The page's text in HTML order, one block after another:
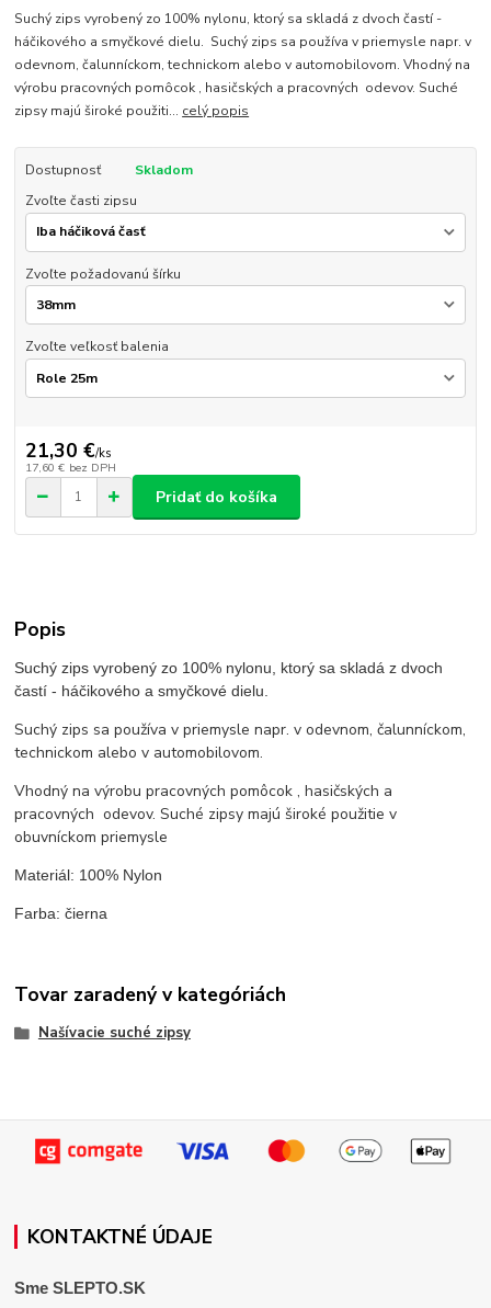
Suchý zips vyrobený zo 100% nylonu, ktorý sa skladá z dvoch častí -
háčikového a smyčkové dielu. Suchý zips sa používa v priemysle napr. v
odevnom, čalunníckom, technickom alebo v automobilovom. Vhodný na
výrobu pracovných pomôcok , hasičských a pracovných odevov. Suché
zipsy majú široké použiti... celý popis
Dostupnosť
Skladom
Zvoľte časti zipsu
Zvoľte požadovanú šírku
Zvoľte veľkosť balenia
21,30 €/ks
17,60 € bez DPH
Pridať do košíka
Popis
Suchý zips vyrobený zo 100% nylonu, ktorý sa skladá z dvoch
častí - háčikového a smyčkové dielu.
Suchý zips sa používa v priemysle napr. v odevnom, čalunníckom,
technickom alebo v automobilovom.
Vhodný na výrobu pracovných pomôcok , hasičských a
pracovných odevov. Suché zipsy majú široké použitie v
obuvníckom priemysle
Materiál: 100% Nylon
Farba: čierna
Tovar zaradený v kategóriách
Našívacie suché zipsy
KONTAKTNÉ ÚDAJE
Sme SLEPTO.SK